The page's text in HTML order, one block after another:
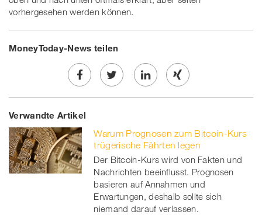
vorhergesehen werden können.
MoneyToday-News teilen
Share
on
Facebook
Twe
on
twitt
er
Share
linkedin
Share
Xing
Verwandte Artikel
Warum Prognosen zum Bitcoin-Kurs
trügerische Fährten legen
Der Bitcoin-Kurs wird von Fakten und
Nachrichten beeinflusst. Prognosen
basieren auf Annahmen und
Erwartungen, deshalb sollte sich
niemand darauf verlassen.